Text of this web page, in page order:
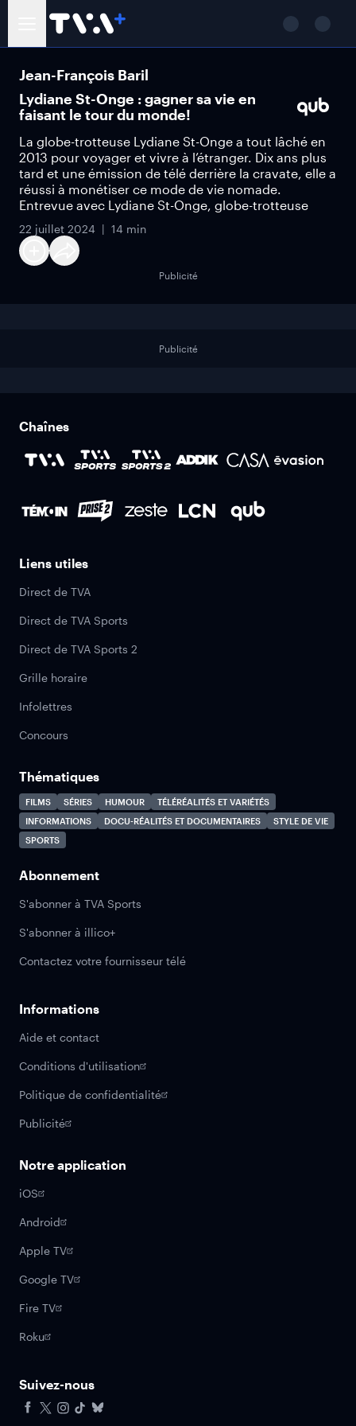
Jean-François Baril
Lydiane St-Onge : gagner sa vie en
faisant le tour du monde!
La globe-trotteuse Lydiane St-Onge a tout lâché en
2013 pour voyager et vivre à l’étranger. Dix ans plus
tard et une émission de télé derrière la cravate, elle a
réussi à monétiser ce mode de vie nomade.
Entrevue avec Lydiane St-Onge, globe-trotteuse
22 juillet 2024 14 min
Publicité
Publicité
Chaînes
Liens utiles
Direct de TVA
Direct de TVA Sports
Direct de TVA Sports 2
Grille horaire
Infolettres
Concours
Thématiques
FILMS SÉRIES HUMOUR
TÉLÉRÉALITÉS ET VARIÉTÉS
INFORMATIONS
DOCU-RÉALITÉS ET DOCUMENTAIRES
STYLE DE VIE
SPORTS
Abonnement
S'abonner à TVA Sports
S'abonner à illico+
Contactez votre fournisseur télé
Informations
Aide et contact
Conditions d'utilisation
Politique de confidentialité
Publicité
Notre application
iOS
Android
Apple TV
Google TV
Fire TV
Roku
Suivez-nous